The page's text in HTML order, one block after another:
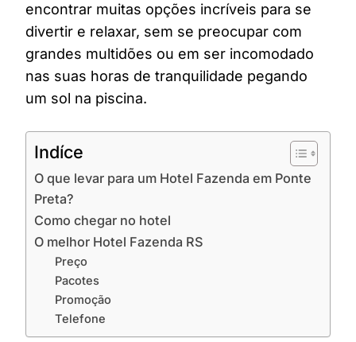
encontrar muitas opções incríveis para se
divertir e relaxar, sem se preocupar com
grandes multidões ou em ser incomodado
nas suas horas de tranquilidade pegando
um sol na piscina.
Indíce
O que levar para um Hotel Fazenda em Ponte
Preta?
Como chegar no hotel
O melhor Hotel Fazenda RS
Preço
Pacotes
Promoção
Telefone